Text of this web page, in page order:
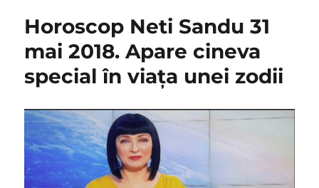
Horoscop Neti Sandu 31
mai 2018. Apare cineva
special în viața unei zodii